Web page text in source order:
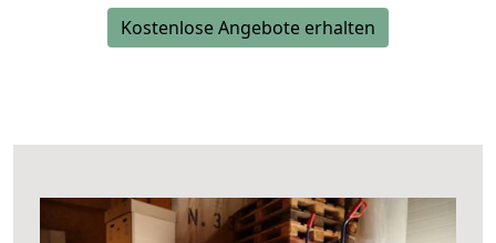
Kostenlose Angebote erhalten